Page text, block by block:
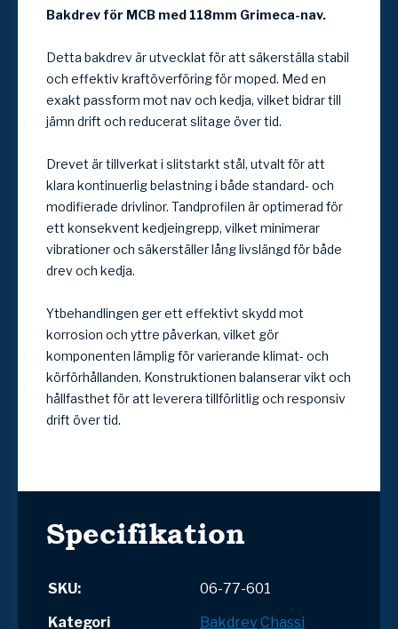
Bakdrev för MCB med 118mm Grimeca-nav.
Detta bakdrev är utvecklat för att säkerställa stabil
och effektiv kraftöverföring för moped. Med en
exakt passform mot nav och kedja, vilket bidrar till
jämn drift och reducerat slitage över tid.
Drevet är tillverkat i slitstarkt stål, utvalt för att
klara kontinuerlig belastning i både standard- och
modifierade drivlinor. Tandprofilen är optimerad för
ett konsekvent kedjeingrepp, vilket minimerar
vibrationer och säkerställer lång livslängd för både
drev och kedja.
Ytbehandlingen ger ett effektivt skydd mot
korrosion och yttre påverkan, vilket gör
komponenten lämplig för varierande klimat- och
körförhållanden. Konstruktionen balanserar vikt och
hållfasthet för att leverera tillförlitlig och responsiv
drift över tid.
Specifikation
SKU:
06-77-601
Kategori
BakdrevChassi